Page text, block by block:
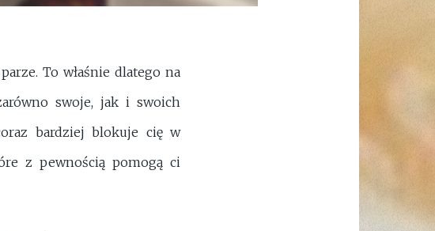
To właśnie dlatego na
swoje, jak i swoich
bardziej blokuje cię w
z pewnością pomogą ci